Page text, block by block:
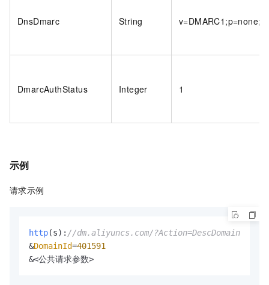
DnsDmarc String
DmarcAuthStatus Integer 1
示例
请求示例
http(s): //dm.aliyuncs.com/?Action=DescDomain
&DomainId=401591
&<公共请求参数>